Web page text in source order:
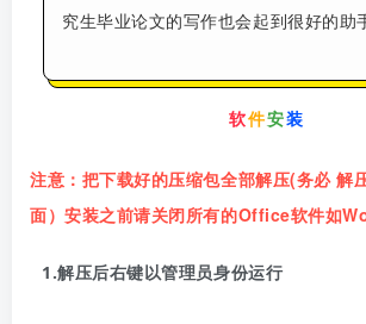
究生毕业论文的写作也会起到很好的助
软件安装
注意：把下载好的压缩包全部解压(务必 解
面）安装之前请关闭所有的Office软件如W
1.解压后右键以管理员身份运行